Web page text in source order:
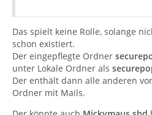
Das spielt keine Rolle, solange
schon existiert.
Der eingepflegte Ordner
unter Lokale Ordner als
Der enthält dann alle anderen
Ordner mit Mails.